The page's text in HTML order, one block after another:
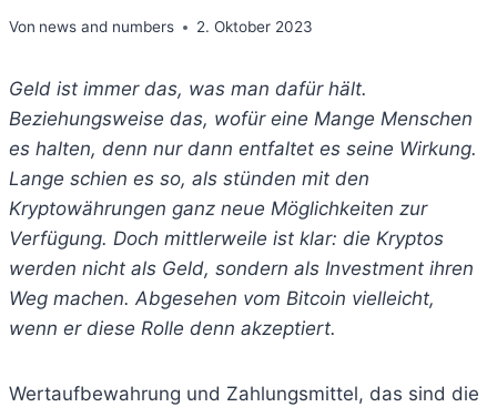
Von news and numbers 2. Oktober 2023
Geld ist immer das, was man dafür hält.
Beziehungsweise das, wofür eine Mange Menschen
es halten, denn nur dann entfaltet es seine Wirkung.
Lange schien es so, als stünden mit den
Kryptowährungen ganz neue Möglichkeiten zur
Verfügung. Doch mittlerweile ist klar: die Kryptos
werden nicht als Geld, sondern als Investment ihren
Weg machen. Abgesehen vom Bitcoin vielleicht,
wenn er diese Rolle denn akzeptiert.
Wertaufbewahrung und Zahlungsmittel, das sind die